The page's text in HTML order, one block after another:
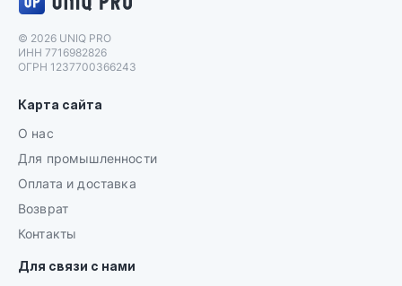
© 2026 UNIQ PRO
ИНН 7716982826
ОГРН 1237700366243
Карта сайта
О нас
Для промышленности
Оплата и доставка
Возврат
Контакты
Для связи с нами